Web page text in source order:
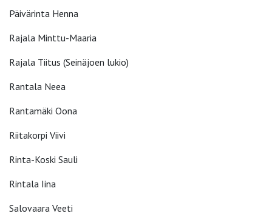
Päivärinta Henna
Rajala Minttu-Maaria
Rajala Tiitus (Seinäjoen lukio)
Rantala Neea
Rantamäki Oona
Riitakorpi Viivi
Rinta-Koski Sauli
Rintala Iina
Salovaara Veeti